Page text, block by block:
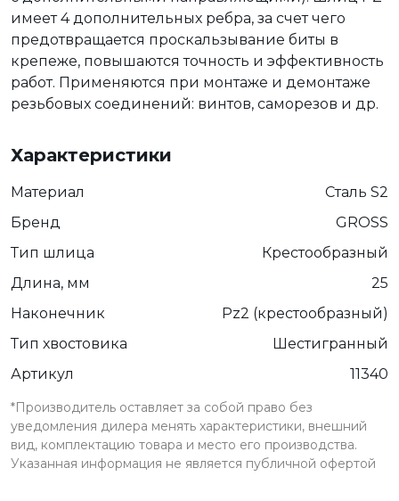
имеет 4 дополнительных ребра, за счет чего
предотвращается проскальзывание биты в
крепеже, повышаются точность и эффективность
работ. Применяются при монтаже и демонтаже
резьбовых соединений: винтов, саморезов и др.
Характеристики
Материал
Сталь S2
Бренд
GROSS
Тип шлица
Крестообразный
Длина, мм
25
Наконечник
Pz2 (крестообразный)
Тип хвостовика
Шестигранный
Артикул
11340
*Производитель оставляет за собой право без
уведомления дилера менять характеристики, внешний
вид, комплектацию товара и место его производства.
Указанная информация не является публичной офертой